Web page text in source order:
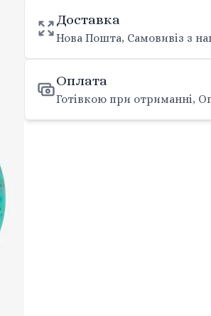
Доставка
Нова Пошта, Самовивіз з
Оплата
Готівкою при отриманні,